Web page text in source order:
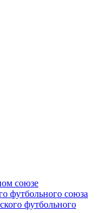
союзе
футбольного союза
футбольного